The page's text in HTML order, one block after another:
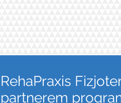
RehaPraxis
partnerem